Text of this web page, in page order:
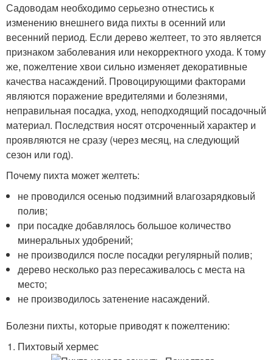
Садоводам необходимо серьезно отнестись к
изменению внешнего вида пихты в осенний или
весенний период. Если дерево желтеет, то это является
признаком заболевания или некорректного ухода. К тому
же, пожелтение хвои сильно изменяет декоративные
качества насаждений. Провоцирующими факторами
являются поражение вредителями и болезнями,
неправильная посадка, уход, неподходящий посадочный
материал. Последствия носят отсроченный характер и
проявляются не сразу (через месяц, на следующий
сезон или год).
Почему пихта может желтеть:
не проводился осенью подзимний влагозарядковый
полив;
при посадке добавлялось большое количество
минеральных удобрений;
не производился после посадки регулярный полив;
дерево несколько раз пересаживалось с места на
место;
не производилось затенение насаждений.
Болезни пихты, которые приводят к пожелтению:
Пихтовый хермес